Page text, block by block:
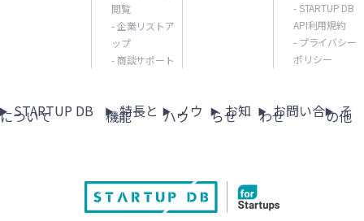
閲覧
- 企業リストア
ップ
- 商談サポート
- STARTUP DB
API利用規約
- プライバシー
ポリシー
STARTUP DB
について 特長と
機能 ノウ
ハウ お知
らせ お問い合
わせ そ
の他